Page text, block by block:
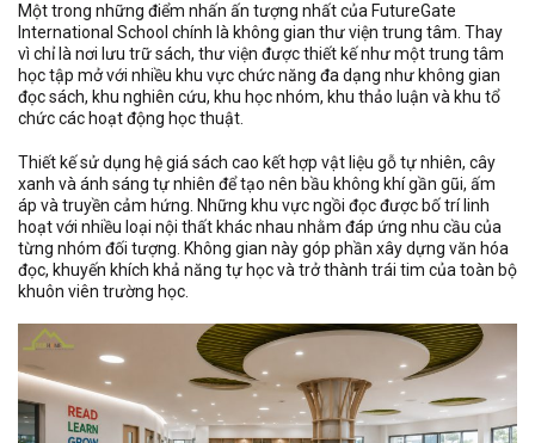
Một trong những điểm nhấn ấn tượng nhất của FutureGate
International School chính là không gian thư viện trung tâm. Thay
vì chỉ là nơi lưu trữ sách, thư viện được thiết kế như một trung tâm
học tập mở với nhiều khu vực chức năng đa dạng như không gian
đọc sách, khu nghiên cứu, khu học nhóm, khu thảo luận và khu tổ
chức các hoạt động học thuật.
Thiết kế sử dụng hệ giá sách cao kết hợp vật liệu gỗ tự nhiên, cây
xanh và ánh sáng tự nhiên để tạo nên bầu không khí gần gũi, ấm
áp và truyền cảm hứng. Những khu vực ngồi đọc được bố trí linh
hoạt với nhiều loại nội thất khác nhau nhằm đáp ứng nhu cầu của
từng nhóm đối tượng. Không gian này góp phần xây dựng văn hóa
đọc, khuyến khích khả năng tự học và trở thành trái tim của toàn bộ
khuôn viên trường học.